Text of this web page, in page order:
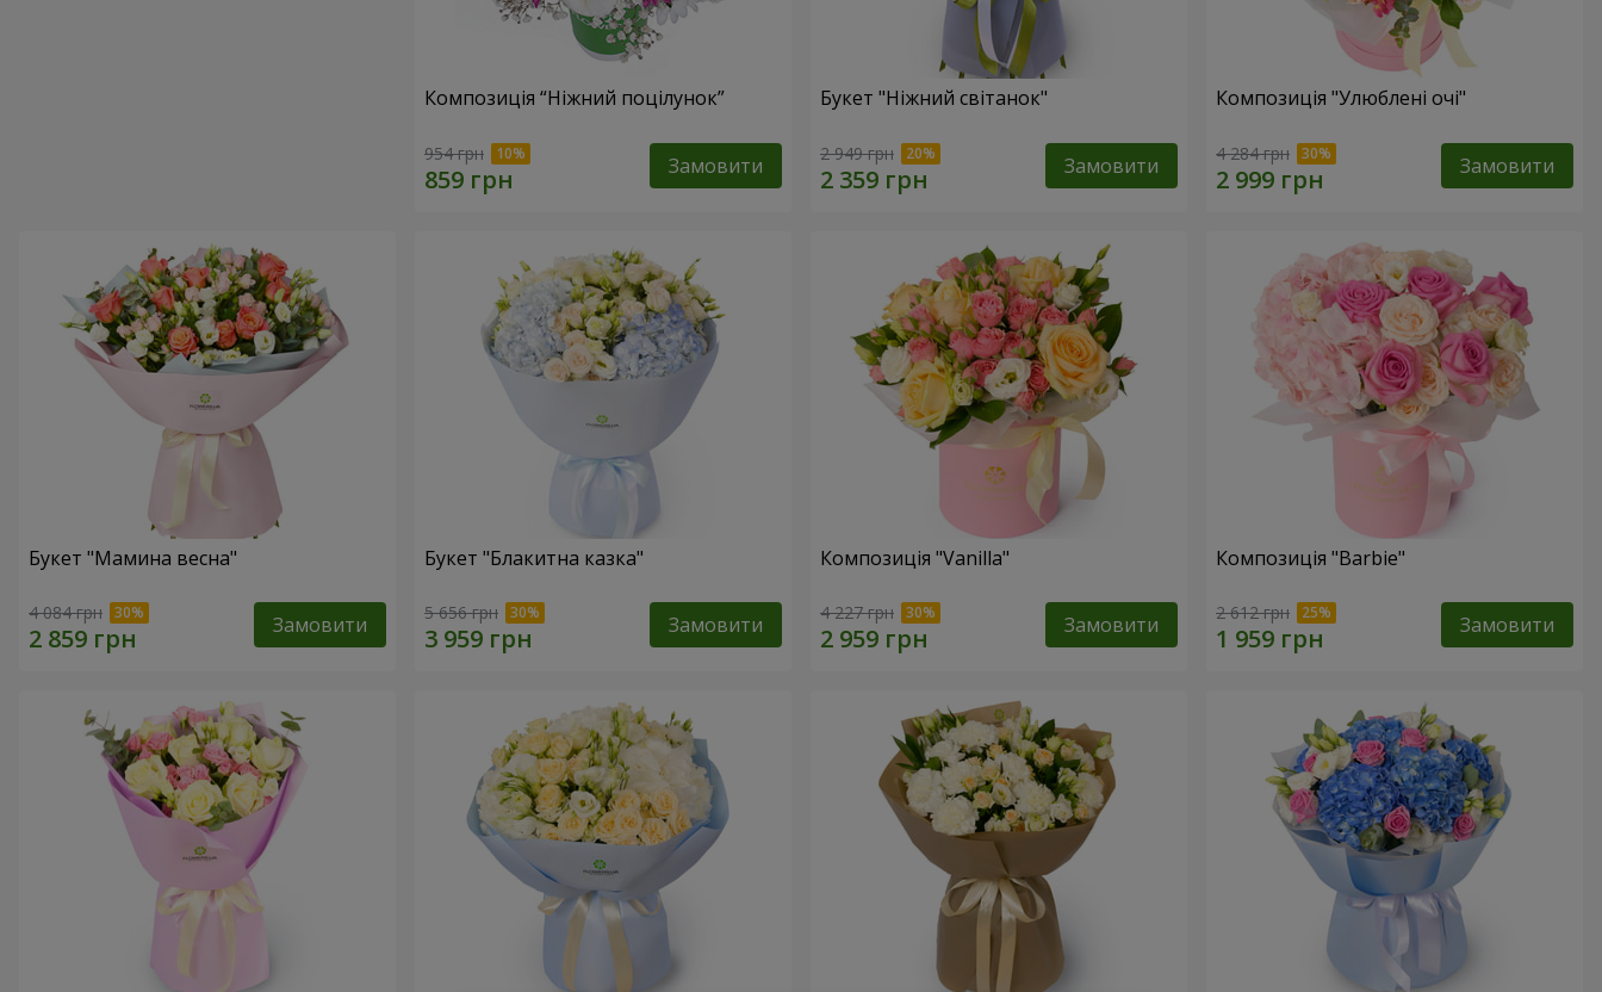
Композиція “Ніжний поцілунок”
954 грн Замовити
Букет "Ніжний світанок"
2 949 грн Замовити
Композиція "Улюблені очі"
4 284 грн Замовити
Букет "Мамина весна"
4 084 грн Замовити
Букет "Блакитна казка"
5 656 грн Замовити
Композиція "Vanilla"
4 227 грн Замовити
Композиція "Barbie"
2 612 грн Замовити